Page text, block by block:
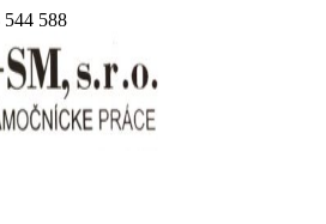
544 588